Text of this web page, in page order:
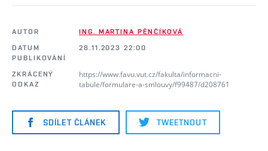
AUTOR
ING. MARTINA PĚNČÍKOVÁ
DATUM
PUBLIKOVÁNÍ
28.11.2023 22:00
ZKRÁCENÝ
ODKAZ
https://www.favu.vut.cz/fakulta/informacni-
tabule/formulare-a-smlouvy/f99487/d208761
SDÍLET ČLÁNEK TWEETNOUT